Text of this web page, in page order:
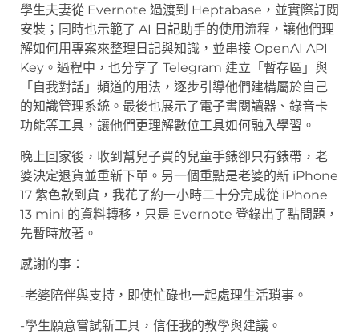
學生夫妻從 Evernote 過渡到 Heptabase，並實際訂閱
安裝；同時也示範了 AI 日記助手的使用流程，讓他們理
解如何用專案來整理日記與知識，並串接 OpenAI API
Key。過程中，也分享了 Telegram 建立「暫存區」與
「自我對話」頻道的用法，逐步引導他們建構屬於自己
的知識管理系統。最後也展示了電子書閱讀器、錄音卡
功能等工具，讓他們更理解數位工具如何融入學習。
晚上回家後，收到幫兒子買的兒童手錶卻只有錶帶，老
婆決定退貨並重新下單。另一個重點是老婆的新 iPhone
17 紫色款到貨，我花了約一小時二十分完成從 iPhone
13 mini 的資料轉移，只是 Evernote 登錄出了點問題，
先暫時放著。
感謝的事：
-老婆陪伴與支持，即使忙碌也一起處理生活瑣事。
-學生願意嘗試新工具，信任我的教學與建議。